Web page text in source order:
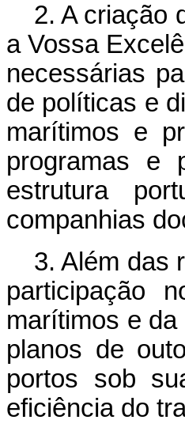
2. A criação
a Vossa
necessárias
de políticas e
marítimos e
programas e
estrutura
companhias
3. Além das
participação
marítimos e
planos de
portos sob
eficiência do